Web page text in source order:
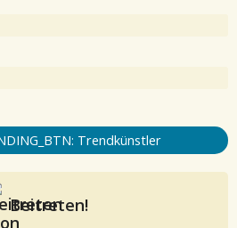
Trendkünstler
Beitreten!